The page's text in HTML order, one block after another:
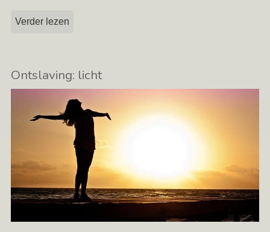
Verder lezen
Ontslaving: licht